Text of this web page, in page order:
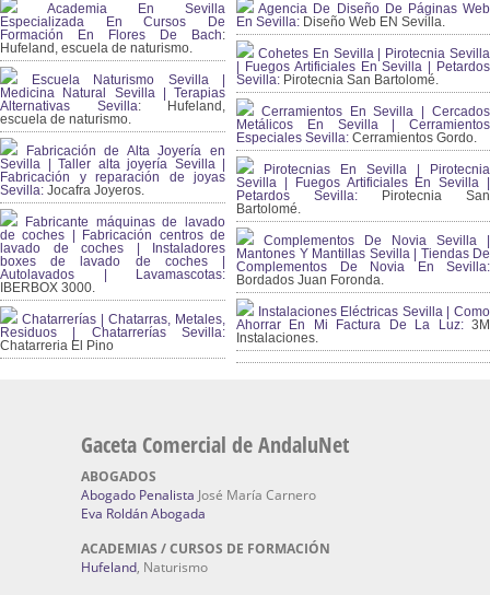
Academia En Sevilla
Especializada En Cursos De
Formación En Flores De Bach:
Hufeland, escuela de naturismo.
Escuela Naturismo Sevilla |
Medicina Natural Sevilla | Terapias
Alternativas Sevilla: Hufeland,
escuela de naturismo.
Fabricación de Alta Joyería en
Sevilla | Taller alta joyería Sevilla |
Fabricación y reparación de joyas
Sevilla: Jocafra Joyeros.
Fabricante máquinas de lavado
de coches | Fabricación centros de
lavado de coches | Instaladores
boxes de lavado de coches |
Autolavados | Lavamascotas:
IBERBOX 3000.
Chatarrerías | Chatarras, Metales,
Residuos | Chatarrerías Sevilla:
Chatarreria El Pino
Agencia De Diseño De Páginas Web
En Sevilla: Diseño Web EN Sevilla.
Cohetes En Sevilla | Pirotecnia Sevilla
| Fuegos Artificiales En Sevilla | Petardos
Sevilla: Pirotecnia San Bartolomé.
Cerramientos En Sevilla | Cercados
Metálicos En Sevilla | Cerramientos
Especiales Sevilla: Cerramientos Gordo.
Pirotecnias En Sevilla | Pirotecnia
Sevilla | Fuegos Artificiales En Sevilla |
Petardos Sevilla: Pirotecnia San
Bartolomé.
Complementos De Novia Sevilla |
Mantones Y Mantillas Sevilla | Tiendas De
Complementos De Novia En Sevilla:
Bordados Juan Foronda.
Instalaciones Eléctricas Sevilla | Como
Ahorrar En Mi Factura De La Luz:3M
Instalaciones.
Gaceta Comercial de AndaluNet
ABOGADOS
Abogado Penalista José María Carnero
Eva Roldán Abogada
ACADEMIAS / CURSOS DE FORMACIÓN
Hufeland, Naturismo